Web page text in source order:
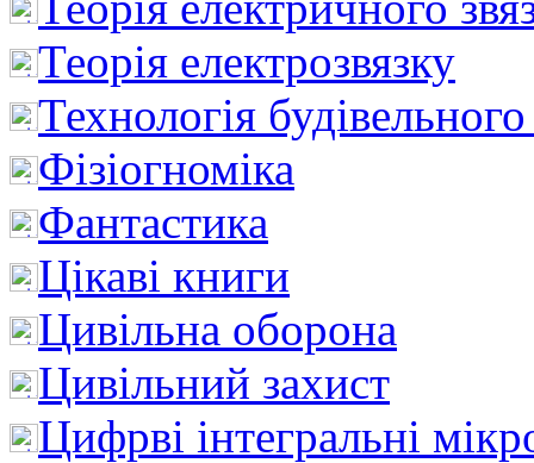
Теорія електрозвязку
Технологія
Фізіогноміка
Фантастика
Цікаві книги
Цивільна оборона
Цивільний захист
Цифрві інтегральні